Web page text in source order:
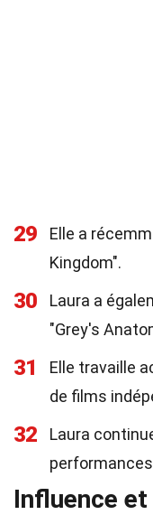
29
Elle a
Kingdom".
30
Laura a
"Grey's
31
Elle travaille
de films
32
Laura
Influence